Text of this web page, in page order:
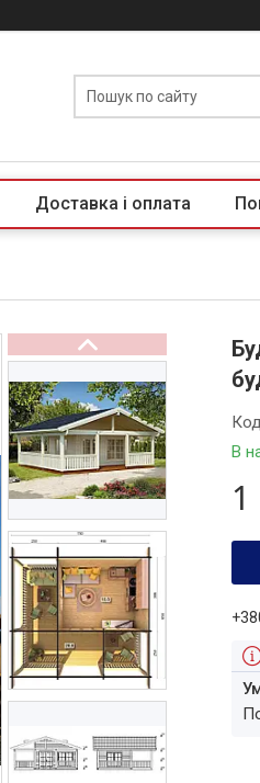
Доставка і оплата
В